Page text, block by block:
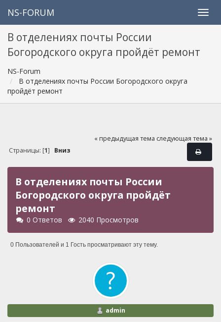
NS-FORUM
В отделениях почты России
Богородского округа пройдёт ремонт
NS-Forum
В отделениях почты России Богородского округа
пройдёт ремонт
« предыдущая тема следующая тема »
Страницы: [1] Вниз
В отделениях почты России
Богородского округа пройдёт
ремонт
0 Ответов 2040 Просмотров
0 Пользователей и 1 Гость просматривают эту тему.
admin